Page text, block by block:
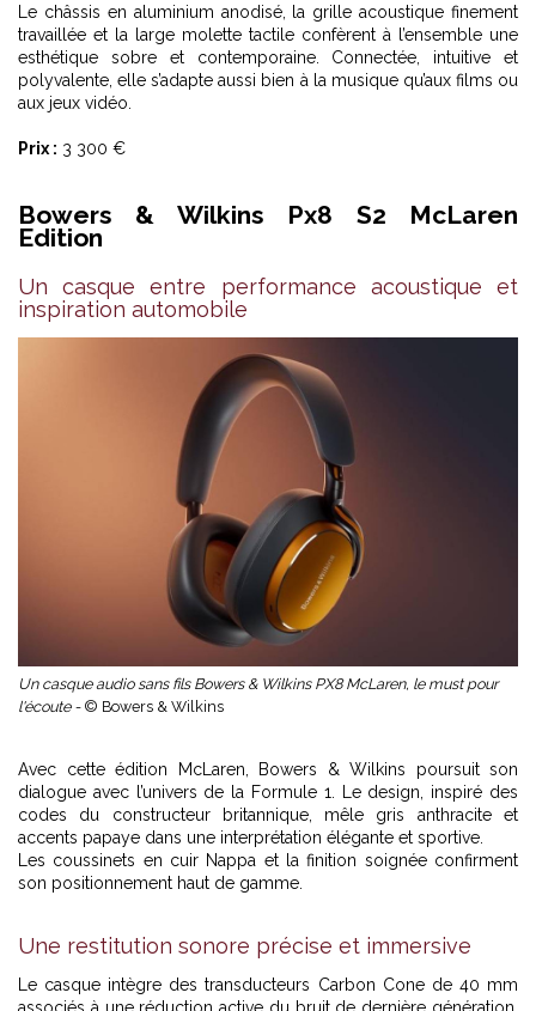
Le châssis en aluminium anodisé, la grille acoustique finement
travaillée et la large molette tactile confèrent à l’ensemble une
esthétique sobre et contemporaine. Connectée, intuitive et
polyvalente, elle s’adapte aussi bien à la musique qu’aux films ou
aux jeux vidéo.
Prix : 3 300 €
Bowers & Wilkins Px8 S2 McLaren
Edition
Un casque entre performance acoustique et
inspiration automobile
Un casque audio sans fils Bowers & Wilkins PX8 McLaren, le must pour
l'écoute - © Bowers & Wilkins
Avec cette édition McLaren, Bowers & Wilkins poursuit son
dialogue avec l’univers de la Formule 1. Le design, inspiré des
codes du constructeur britannique, mêle gris anthracite et
accents papaye dans une interprétation élégante et sportive.
Les coussinets en cuir Nappa et la finition soignée confirment
son positionnement haut de gamme.
Une restitution sonore précise et immersive
Le casque intègre des transducteurs Carbon Cone de 40 mm